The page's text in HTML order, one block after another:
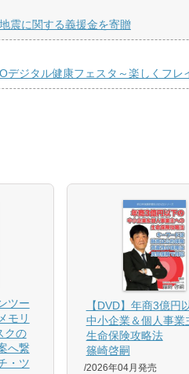
震に関する義援金を寄贈
デジタル健康フェスタ～楽しくフ
ツー
モリ
クの
へ繋
・ツ
【DVD】年商3億円
中小企業＆個人事業
生命保険攻略法
篠崎啓嗣
2026年04月発売